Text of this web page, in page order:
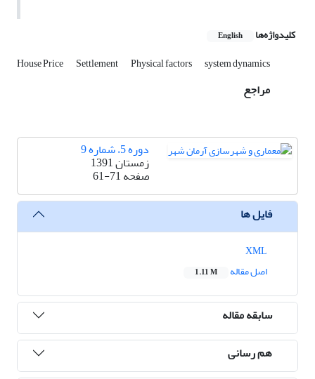
کلیدواژه‌ها English
House Price Settlement Physical factors system dynamics
مراجع
دوره 5، شماره 9
زمستان 1391
صفحه61-71
فایل ها
اصل مقاله
1.11 M
سابقه مقاله
هم رسانی